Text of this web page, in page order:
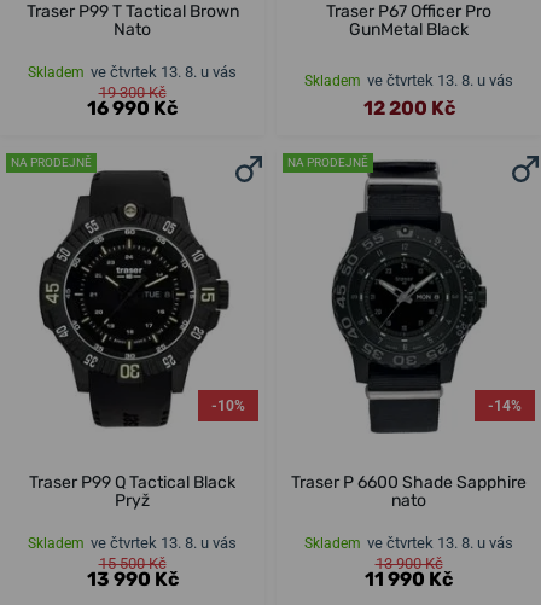
Traser P99 T Tactical Brown
Nato
Skladem ve čtvrtek 13. 8. u vás
19 300 Kč
16 990 Kč
Traser P67 Officer Pro
GunMetal Black
Skladem ve čtvrtek 13. 8. u vás
12 200 Kč
NA PRODEJNĚ
-10%
Traser P99 Q Tactical Black
Pryž
Skladem ve čtvrtek 13. 8. u vás
15 500 Kč
13 990 Kč
NA PRODEJNĚ
-14%
Traser P 6600 Shade Sapphire
nato
Skladem ve čtvrtek 13. 8. u vás
13 900 Kč
11 990 Kč